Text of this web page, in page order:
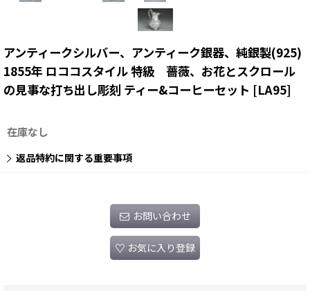
アンティークシルバー、アンティーク銀器、純銀製(925)
1855年 ロココスタイル 特級 薔薇、お花とスクロール
の見事な打ち出し彫刻 ティー&コーヒーセット [LA95]
在庫なし
返品特約に関する重要事項
お問い合わせ
お気に入り登録